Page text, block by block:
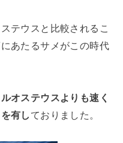
テウスと比較されるこ
あたるサメがこの時代
オステウスよりも速く
有し ておりました。